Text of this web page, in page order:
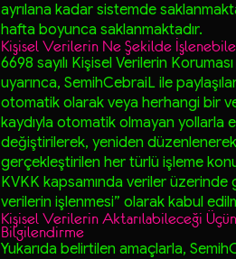
ayrılana kadar sistemde
hafta boyunca saklanmaktadır.
Kişisel Verilerin Ne Şekilde
6698 sayılı Kişisel Verilerin
uyarınca, SemihCebraiL ile
otomatik olarak veya herhangi bir
kaydıyla otomatik olmayan yollarla
değiştirilerek, yeniden
gerçekleştirilen her türlü işleme
KVKK kapsamında veriler
verilerin işlenmesi” olarak kabul
Kişisel Verilerin Aktarılabileceği
Bilgilendirme
Yukarıda belirtilen amaçlarla,